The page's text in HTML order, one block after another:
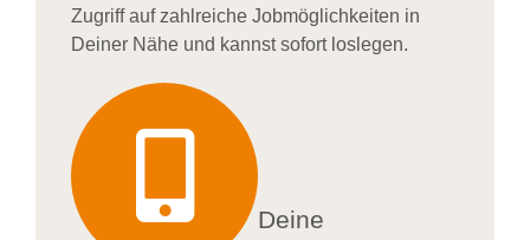
Zugriff auf zahlreiche Jobmöglichkeiten in
Deiner Nähe und kannst sofort loslegen.
Deine